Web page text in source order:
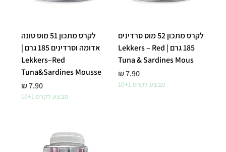
לקרס מתכון 52 מוס סרדינים
185 גרם | Lekkers – Red
Tuna & Sardines Mous
מחיר
מבצע לקרס 10+1
לקרס מתכון 51 מוס טונה
אדומה וסרדינים 185 גרם |
Lekkers–Red
Tuna&Sardines Mousse
מחיר
מבצע לקרס 10+1